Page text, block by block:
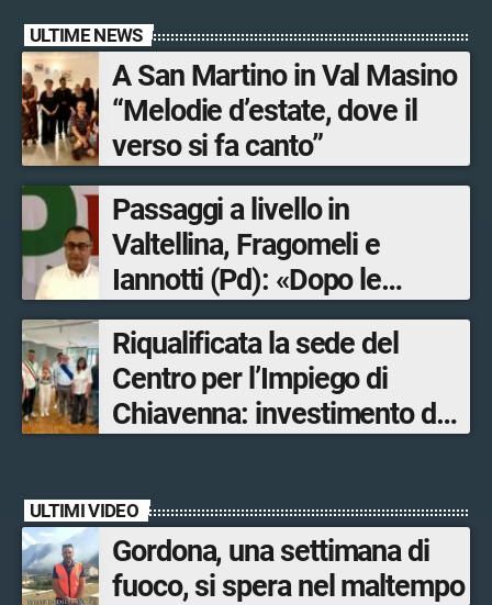
ULTIME NEWS
A San Martino in Val Masino
“Melodie d’estate, dove il
verso si fa canto”
Passaggi a livello in
Valtellina, Fragomeli e
Iannotti (Pd): «Dopo le
Olimpiadi solo un terzo delle
opere sostitutive sarà
ultimato entro il 2026»
Riqualificata la sede del
Centro per l’Impiego di
Chiavenna: investimento da
ULTIMI VIDEO
Gordona, una settimana di
fuoco, si spera nel maltempo